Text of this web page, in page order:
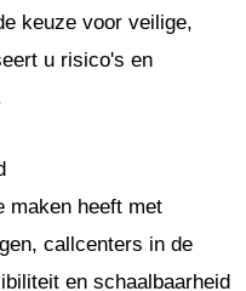
keuze voor veilige,
u risico's en
maken heeft met
callcenters in de
en schaalbaarheid